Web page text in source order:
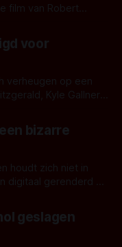
film van Robert
deze keer is (kon
je mee?
voor
verheugen op een
Kyle Gallner
waarvoor de
bizarre
houdt zich niet in
digitaal gerenderd en
onheilspellends,
met ieder woord
geslagen